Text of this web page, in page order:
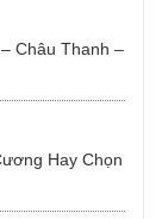
Châu Thanh –
Hay Chọn